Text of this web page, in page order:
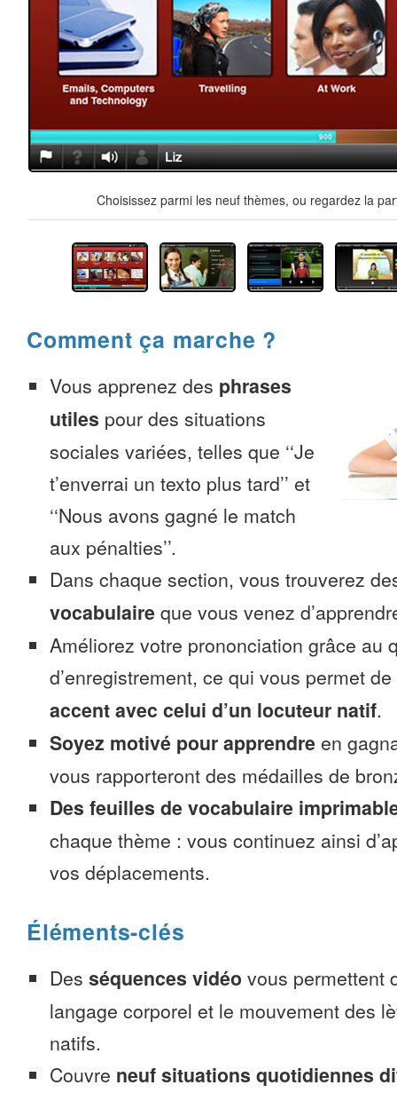
Choisissez parmi les neuf thèmes, ou regardez la
Comment ça marche ?
Vous apprenez des phrases
utiles pour des situations
sociales variées, telles que ‘‘Je
t’enverrai un texto plus tard’’ et
‘‘Nous avons gagné le match
aux pénalties’’.
Dans chaque section, vous trouverez
vocabulaire que vous venez
Améliorez votre prononciation grâce au
d’enregistrement, ce qui vous permet de
accent avec celui d’un locuteur natif.
Soyez motivé pour apprendre en
vous rapporteront des médailles de
Des feuilles de vocabulaire
chaque thème : vous continuez ainsi
vos déplacements.
Éléments-clés
Des séquences vidéo vous permettent
langage corporel et le mouvement des
natifs.
Couvre neuf situations quotidiennes